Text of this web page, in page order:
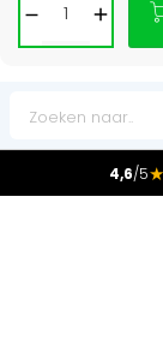
4,6/5